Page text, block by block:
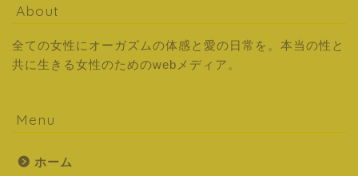
About
全ての女性にオーガズムの体感と愛の日常を。本当の性と
共に生きる女性のためのwebメディア。
Menu
ホーム